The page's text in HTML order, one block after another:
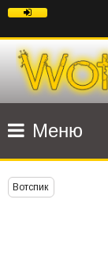
Меню
Вотспик